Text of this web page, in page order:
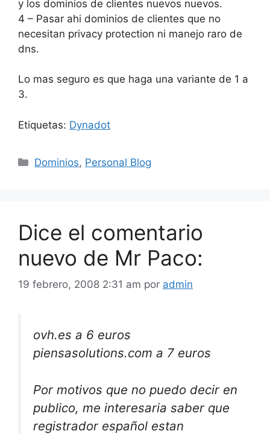
y los dominios de clientes nuevos nuevos.
4 – Pasar ahi dominios de clientes que no
necesitan privacy protection ni manejo raro de
dns.
Lo mas seguro es que haga una variante de 1 a
3.
Etiquetas: Dynadot
Categorías
Dominios, Personal Blog
Dice el comentario
nuevo de Mr Paco:
19 febrero, 2008 2:31 am por admin
ovh.es a 6 euros
piensasolutions.com a 7 euros
Por motivos que no puedo decir en
publico, me interesaria saber que
registrador español estan